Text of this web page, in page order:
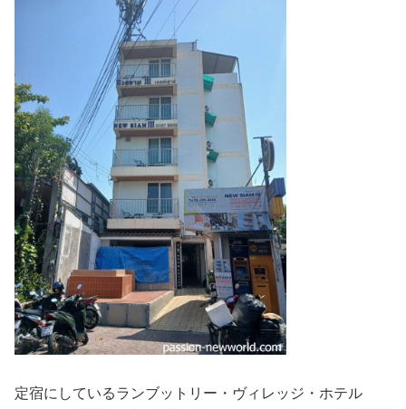
定宿にしているランブットリー・ヴィレッジ・ホテル